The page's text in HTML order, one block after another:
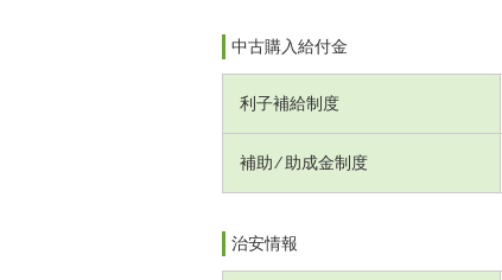
中古購入給付金
利子補給制度
補助 ⁄ 助成金制度
治安情報